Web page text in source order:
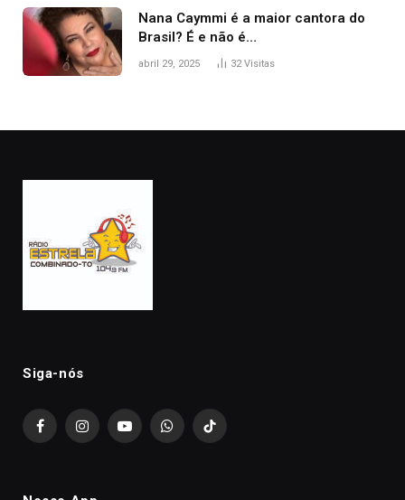
Nana Caymmi é a maior cantora do
Brasil? É e não é…
abril 29, 2025 32Visitas
Siga-nós
FacebookInstagramYouTubeWhatsAppTikTok